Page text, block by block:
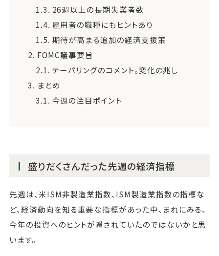
1.3. 26週以上の長期失業者数
1.4. 雇用者の職種にもヒントあり
1.5. 期待が高まる追加の経済支援策
2. FOMC議事要旨
2.1. テーパリングのコメント。変化の兆し
3. まとめ
3.1. 今週の注目ポイント
盛りだくさんだった先週の経済指標
先週は、米ISM非製造業指数、ISM製造業指数の指標な
ど、経済動向を知る重要な指標があった中、まれにみる、
今年の投資へのヒントが隠されていたのではないかと思
います。